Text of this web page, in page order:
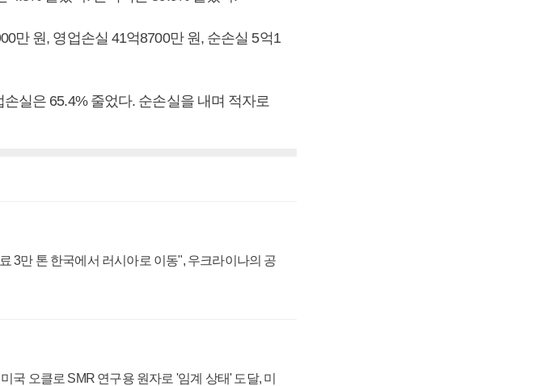
만 원, 영업손실 41억8700만 원, 순손실 5억1
실은 65.4% 줄었다. 순손실을 내며 적자로
3만 톤 한국에서 러시아로 이동", 우크라이나의 공
국 오클로 SMR 연구용 원자로 '임계 상태' 도달, 미